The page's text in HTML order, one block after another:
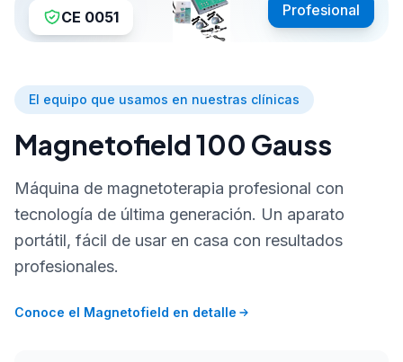
CE 0051 Profesional
El equipo que usamos en nuestras clínicas
Magnetofield 100 Gauss
Máquina de magnetoterapia profesional con
tecnología de última generación. Un aparato
portátil, fácil de usar en casa con resultados
profesionales.
Conoce el Magnetofield en detalle